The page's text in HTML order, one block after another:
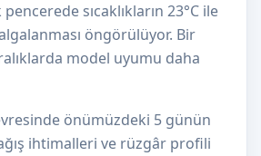
sıcaklıkların 23°C ile
öngörülüyor. Bir
model uyumu daha
önümüzdeki 5 günün
ihtimalleri ve rüzgâr profili